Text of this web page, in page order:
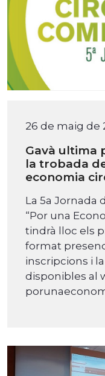
26 de maig de
Gavà ultima
la trobada
economia
La 5a Jornada
“Por una
tindrà lloc els
format
inscripcions i
disponibles al